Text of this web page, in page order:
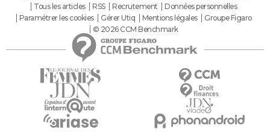
Tous les articles
RSS Recrutement
Données personnelles
Paramétrer les cookies
Gérer Utiq Mentions légales
Groupe Figaro
© 2026 CCM Benchmark